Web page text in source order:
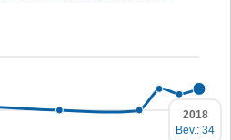
2018
Bev.: 34